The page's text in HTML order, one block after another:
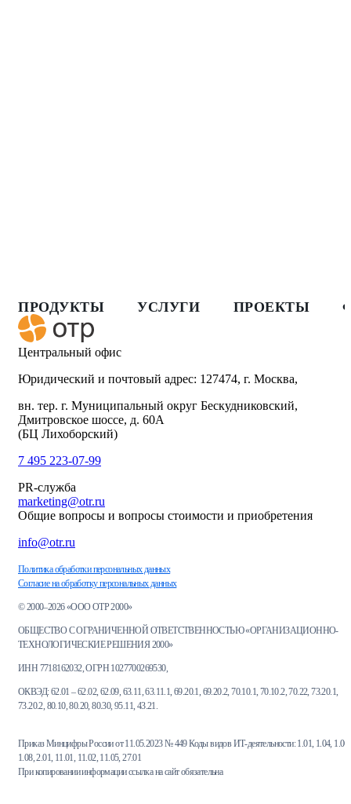
ПРОДУКТЫ УСЛУГИ ПРОЕКТЫ
Центральный офис
Юридический и почтовый адрес: 127474, г. Москва,
вн. тер. г. Муниципальный округ Бескудниковский,
Дмитровское шоссе, д. 60А
(БЦ Лихоборский)
7 495 223-07-99
PR-служба
marketing@otr.ru
Общие вопросы и вопросы стоимости и приобретения
info@otr.ru
Политика обработки персональных данных
Согласие на обработку персональных данных
© 2000–2026 «ООО ОТР 2000»
ОБЩЕСТВО С ОГРАНИЧЕННОЙ ОТВЕТСТВЕННОСТЬЮ «ОРГАНИЗАЦИОННО-
ТЕХНОЛОГИЧЕСКИЕ РЕШЕНИЯ 2000»
ИНН 7718162032, ОГРН 1027700269530,
ОКВЭД: 62.01 – 62.02, 62.09, 63.11, 63.11.1, 69.20.1, 69.20.2, 70.10.1, 70.10.2, 70.22, 73.20.1,
73.20.2, 80.10, 80.20, 80.30, 95.11, 43.21.
Приказ Минцифры России от 11.05.2023 № 449 Коды видов ИТ-деятельности: 1.01, 1.04, 1.06,
1.08, 2.01, 11.01, 11.02, 11.05, 27.01
При копировании информации ссылка на сайт обязательна